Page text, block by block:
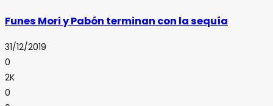
Funes Mori y Pabón terminan con la sequía
31/12/2019
0
2K
0